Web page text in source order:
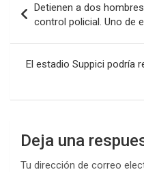
o
o
k
A
p
p
n
de
entradas
Detienen a dos
control policial. Uno de
El estadio Suppici podría
Deja una
Tu dirección de correo